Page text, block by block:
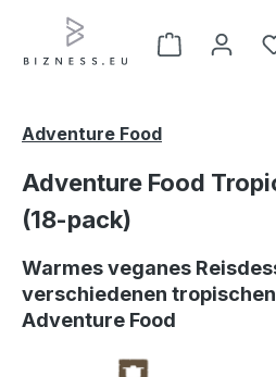
Zum Hauptinhalt springen
Adventure Food
Adventure Food
(18-pack)
Warmes veganes
verschiedenen
Adventure Food